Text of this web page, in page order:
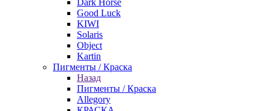
Dark Horse
Good Luck
KIWI
Solaris
Object
Kartin
Пигменты / Краска
Назад
Пигменты / Краска
Allegory